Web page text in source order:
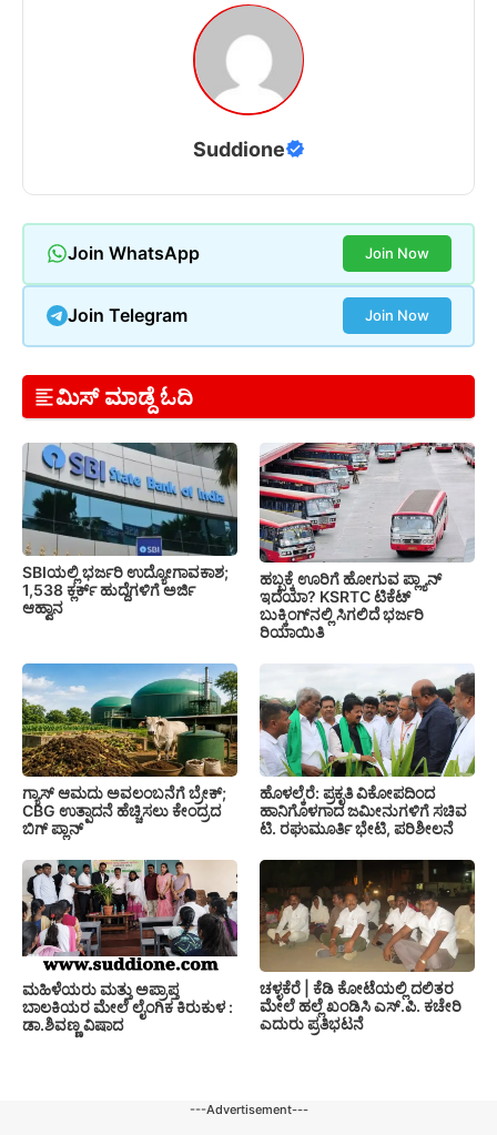
Suddione
Join WhatsApp Join Now
Join Telegram Join Now
ಮಿಸ್ ಮಾಡ್ದೆ ಓದಿ
SBIಯಲ್ಲಿ ಭರ್ಜರಿ ಉದ್ಯೋಗಾವಕಾಶ;
1,538 ಕ್ಲರ್ಕ್ ಹುದ್ದೆಗಳಿಗೆ ಅರ್ಜಿ
ಆಹ್ವಾನ
ಹಬ್ಬಕ್ಕೆ ಊರಿಗೆ ಹೋಗುವ ಪ್ಲ್ಯಾನ್
ಇದೆಯಾ? KSRTC ಟಿಕೆಟ್
ಬುಕ್ಕಿಂಗ್‌ನಲ್ಲಿ ಸಿಗಲಿದೆ ಭರ್ಜರಿ
ರಿಯಾಯಿತಿ
ಗ್ಯಾಸ್ ಆಮದು ಅವಲಂಬನೆಗೆ ಬ್ರೇಕ್;
CBG ಉತ್ಪಾದನೆ ಹೆಚ್ಚಿಸಲು ಕೇಂದ್ರದ
ಬಿಗ್ ಪ್ಲಾನ್
ಹೊಳಲ್ಕೆರೆ: ಪ್ರಕೃತಿ ವಿಕೋಪದಿಂದ
ಹಾನಿಗೊಳಗಾದ ಜಮೀನುಗಳಿಗೆ ಸಚಿವ
ಟಿ. ರಘುಮೂರ್ತಿ ಭೇಟಿ, ಪರಿಶೀಲನೆ
ಮಹಿಳೆಯರು ಮತ್ತು ಅಪ್ರಾಪ್ತ
ಬಾಲಕಿಯರ ಮೇಲೆ ಲೈಂಗಿಕ ಕಿರುಕುಳ :
ಡಾ.ಶಿವಣ್ಣ ವಿಷಾದ
ಚಳ್ಳಕೆರೆ | ಕೆಡಿ ಕೋಟೆಯಲ್ಲಿ ದಲಿತರ
ಮೇಲೆ ಹಲ್ಲೆ ಖಂಡಿಸಿ ಎಸ್.ಪಿ. ಕಚೇರಿ
ಎದುರು ಪ್ರತಿಭಟನೆ
---Advertisement---